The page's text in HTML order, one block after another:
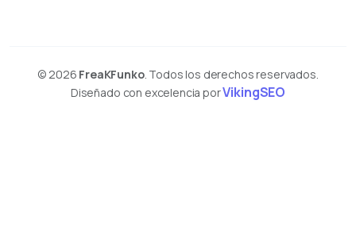
© 2026 FreaKFunko. Todos los derechos reservados.
Diseñado con excelencia porVikingSEO